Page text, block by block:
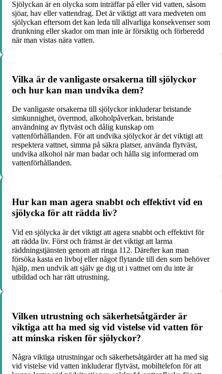
Sjölyckan är en olycka som inträffar på eller vid vatten, såsom
sjöar, hav eller vattendrag. Det är viktigt att vara medveten om
sjölyckan eftersom det kan leda till allvarliga konsekvenser som
drunkning eller skador om man inte är försiktig och förberedd
när man vistas nära vatten.
Vilka är de vanligaste orsakerna till sjölyckor
och hur kan man undvika dem?
De vanligaste orsakerna till sjölyckor inkluderar bristande
simkunnighet, övermod, alkoholpåverkan, bristande
användning av flytväst och dålig kunskap om
vattenförhållanden. För att undvika sjölyckor är det viktigt att
respektera vattnet, simma på säkra platser, använda flytväst,
undvika alkohol när man badar och hålla sig informerad om
vattenförhållanden.
Hur kan man agera snabbt och effektivt vid en
sjölycka för att rädda liv?
Vid en sjölycka är det viktigt att agera snabbt och effektivt för
att rädda liv. Först och främst är det viktigt att larma
räddningstjänsten genom att ringa 112. Därefter kan man
försöka kasta en livboj eller något flytande till den som behöver
hjälp, men undvik att själv ge dig ut i vattnet om du inte är
utbildad och har rätt utrustning.
Vilken utrustning och säkerhetsåtgärder är
viktiga att ha med sig vid vistelse vid vatten för
att minska risken för sjölyckor?
Några viktiga utrustningar och säkerhetsåtgärder att ha med sig
vid vistelse vid vatten inkluderar flytväst, mobiltelefon för att